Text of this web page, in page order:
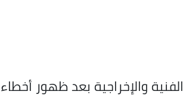
والإخراجية بعد ظهور أخطاء